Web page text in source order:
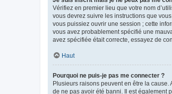
Vérifiez en premier lieu que votre nom
vous devrez suivre les instructions que
vous puissiez ouvrir une session ; cette
vous avez probablement spécifié une
avez spécifiée était correcte, essayez de
Haut
Pourquoi ne puis-je pas me connecter ?
Plusieurs raisons peuvent en être la cause.
de ne pas avoir été banni. Il est également